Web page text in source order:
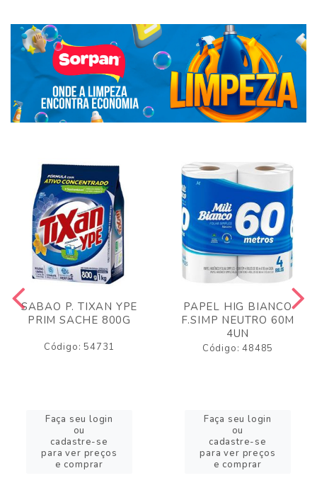
SABAO P. TIXAN YPE
PRIM SACHE 800G
Código: 54731
Faça seu login
ou
cadastre-se
para ver preços
e comprar
PAPEL HIG BIANCO
F.SIMP NEUTRO 60M
4UN
Código: 48485
Faça seu login
ou
cadastre-se
para ver preços
e comprar